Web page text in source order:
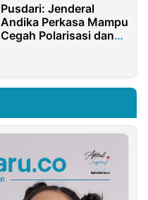
Pusdari: Jenderal
Andika Perkasa Mampu
Cegah Polarisasi dan